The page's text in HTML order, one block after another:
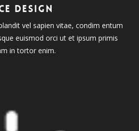
DESIGN
vel sapien vitae, condim entum
euismod orci ut et ipsum primis
in tortor enim.